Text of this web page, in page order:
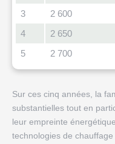
3
2 600
4
2 650
5
2 700
Sur ces cinq années, la
substantielles tout en
leur empreinte
technologies de